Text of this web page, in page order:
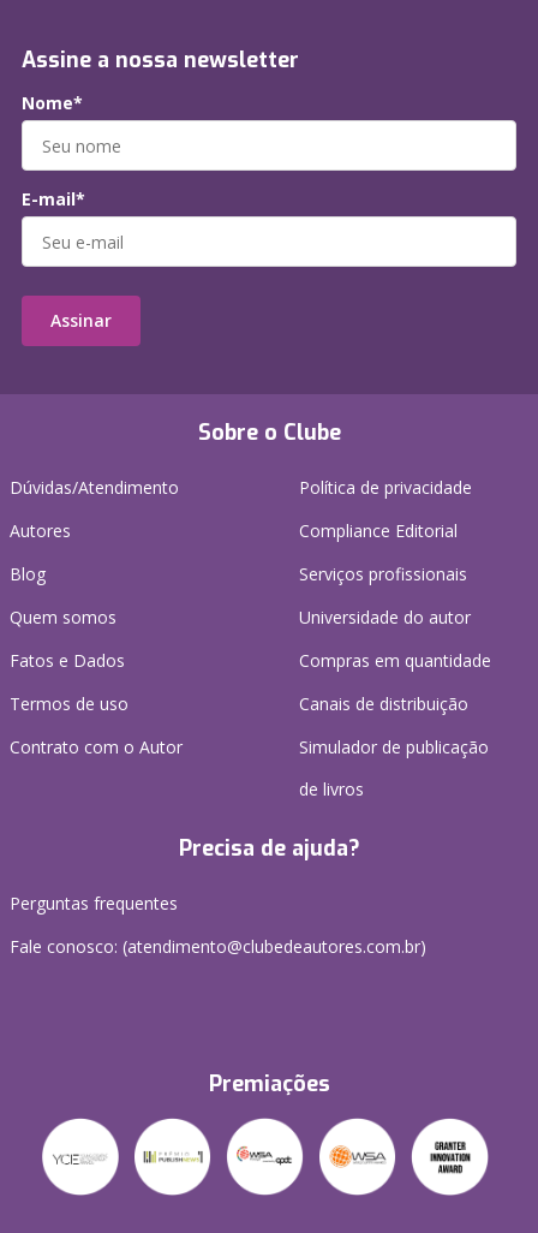
Sobre o Clube
Dúvidas/Atendimento
Autores
Blog
Quem somos
Fatos e Dados
Termos de uso
Contrato com o Autor
Política de privacidade
Compliance Editorial
Serviços profissionais
Universidade do autor
Compras em quantidade
Canais de distribuição
Simulador de publicação
de livros
Precisa de ajuda?
Perguntas frequentes
Fale conosco: (atendimento@clubedeautores.com.br)
Premiações
Assine a nossa newsletter
Nome*
E-mail*
Assinar